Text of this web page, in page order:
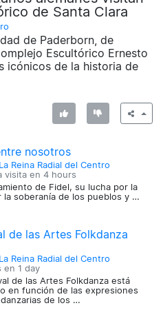
de Santa Clara
de Paderborn, de
Escultórico Ernesto
icónicos de la historia de
nosotros
Reina Radial del Centro
visita en4 hours
de Fidel, su lucha por la
la soberanía de los pueblos y …
de las Artes Folkdanza
Reina Radial del Centro
en 1 day
de las Artes Folkdanza está
en función de las expresiones
de los …